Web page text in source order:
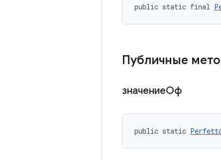
public static final
Публичные
значениеОф
public static